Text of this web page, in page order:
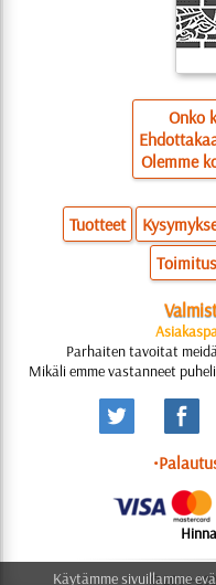
Onko
Olemme
Tuotteet
Parhaiten tavoitat
Mikäli emme vastanneet
© 2006-
Käytämme sivuillamme